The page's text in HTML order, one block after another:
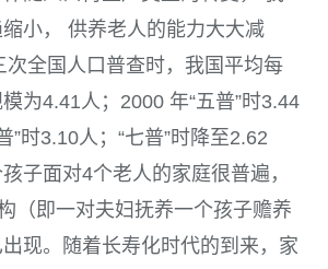
小， 供养老人的能力大大减
次全国人口普查时，我国平均每
为4.41人； 2000 年“五普”时3.44
”时3.10人；“七普”时降至2.62
子面对4个老人的家庭很普遍，
（即一对夫妇抚养一个孩子赡养
现。随着长寿化时代的到来，家